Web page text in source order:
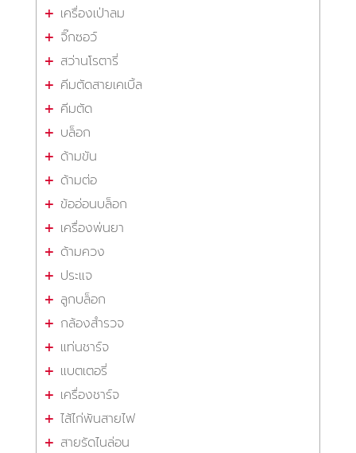
เครื่องเป่าลม
จิ๊กซอว์
สว่านโรตารี่
คีมตัดสายเคเบิ้ล
คีมตัด
บล็อก
ด้ามขัน
ด้ามต่อ
ข้ออ่อนบล็อก
เครื่องพ่นยา
ด้ามควง
ประแจ
ลูกบล็อก
กล้องสำรวจ
แท่นชาร์จ
แบตเตอรี่
เครื่องชาร์จ
ไส้ไก่พันสายไฟ
สายรัดไนล่อน